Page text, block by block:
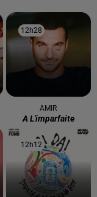
12h28
12h28
AMIR
A L'imparfaite
12h12
12h12